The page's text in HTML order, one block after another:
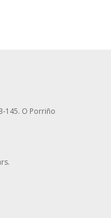
145. O Porriño